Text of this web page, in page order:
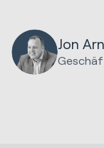
Jon